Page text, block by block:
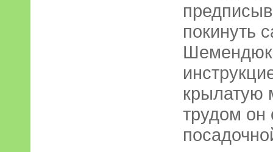
покинуть
крылатую
трудом он